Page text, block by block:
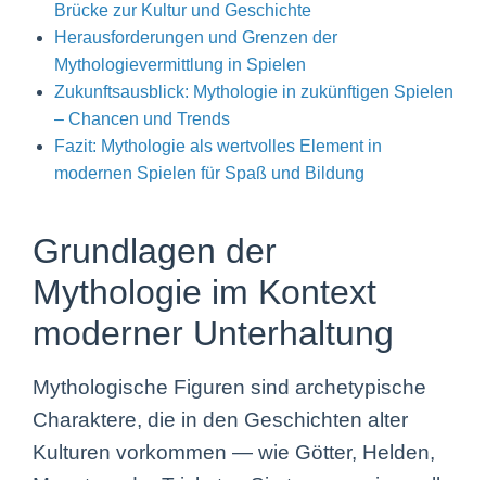
Brücke zur Kultur und Geschichte
Herausforderungen und Grenzen der
Mythologievermittlung in Spielen
Zukunftsausblick: Mythologie in zukünftigen Spielen
– Chancen und Trends
Fazit: Mythologie als wertvolles Element in
modernen Spielen für Spaß und Bildung
Grundlagen der
Mythologie im Kontext
moderner Unterhaltung
Mythologische Figuren sind archetypische
Charaktere, die in den Geschichten alter
Kulturen vorkommen — wie Götter, Helden,